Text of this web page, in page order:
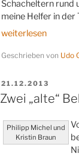
Schacheltern rund
meine Helfer in der
„Michel
das
weiterlesen
Geschrieben von Udo
VERÖFFENTLICHT
AM
21.12.2013
Zwei „alte“
Philipp Michel und
Kristin Braun